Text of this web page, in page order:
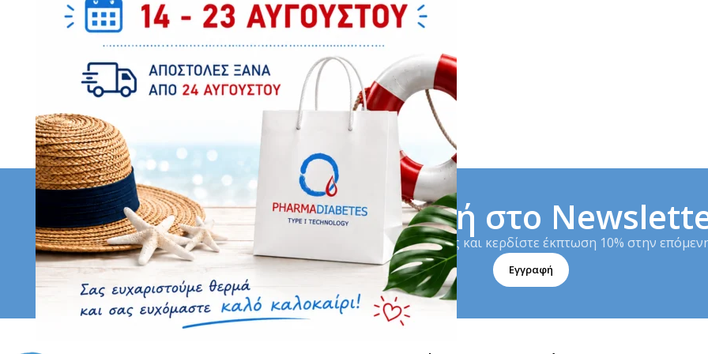
Εγγραφή στο
Κάντε εγγραφή στο Newsletter μας και κερδίστε έκπτωση 10% στην
Εγγραφή